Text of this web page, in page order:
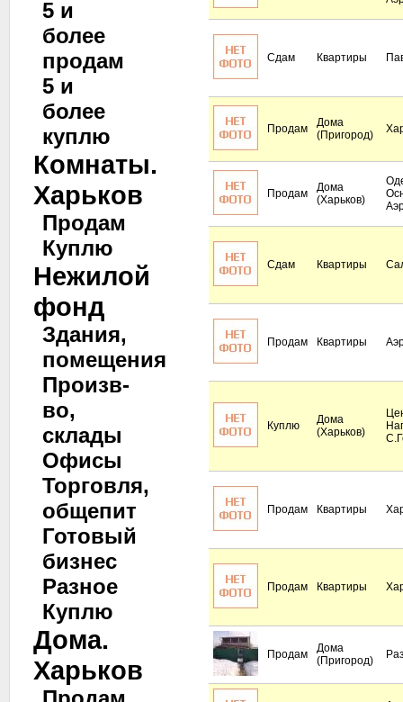
5 и
более
продам
5 и
более
куплю
Комнаты.
Харьков
Продам
Куплю
Нежилой
фонд
Здания,
помещения
Произв-
во,
склады
Офисы
Торговля,
общепит
Готовый
бизнес
Разное
Куплю
Дома.
Харьков
Сдам Квартиры
Продам
Дома
(Пригород)
Продам
Дома
(Харьков)
Сдам Квартиры
Продам Квартиры
Куплю
Дома
(Харьков)
Продам Квартиры
Продам Квартиры
Продам
Дома
(Пригород)